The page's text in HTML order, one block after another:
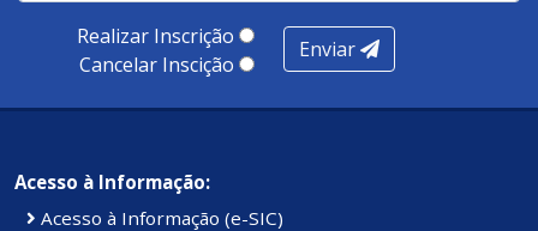
Realizar Inscrição
Cancelar Inscição
Enviar
Acesso à Informação:
Acesso à Informação (e-SIC)